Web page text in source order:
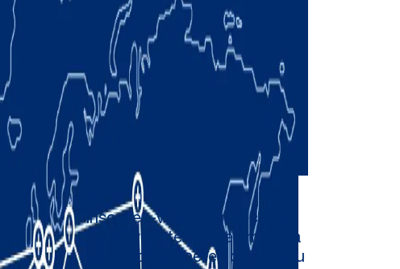
Inscrivez-vous pour recevoir
les newsletters et les mises à
jour occasionnelles de Comau